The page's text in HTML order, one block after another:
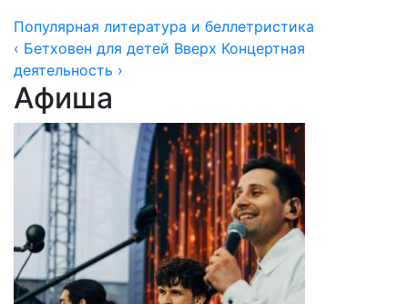
Популярная литература и беллетристика
‹ Бетховен для детей Вверх Концертная
деятельность ›
Афиша